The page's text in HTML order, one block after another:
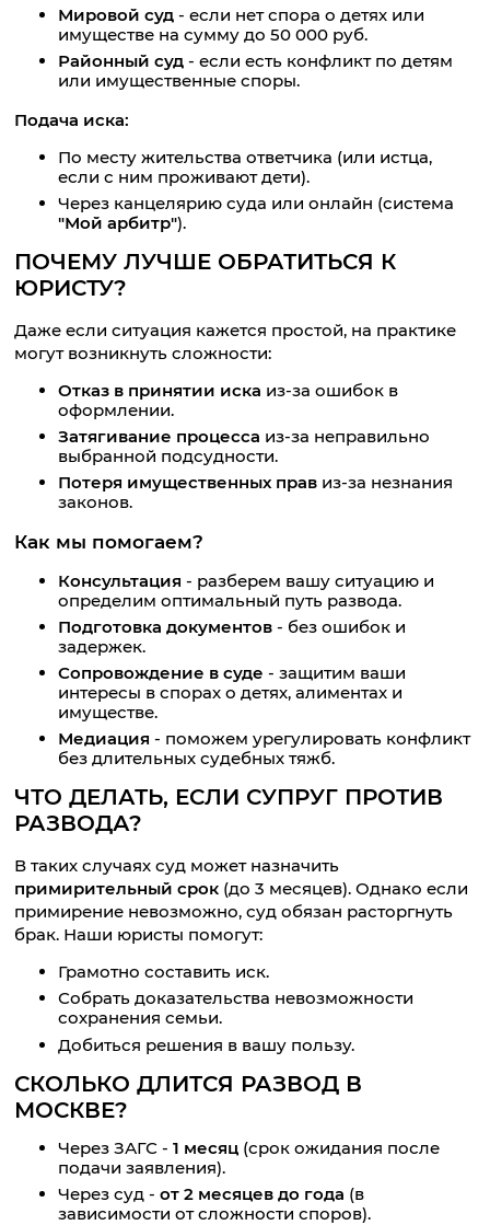
Мировой суд - если нет спора о детях или
имуществе на сумму до 50 000 руб.
Районный суд - если есть конфликт по детям
или имущественные споры.
Подача иска:
По месту жительства ответчика (или истца,
если с ним проживают дети).
Через канцелярию суда или онлайн (система
"Мой арбитр").
ПОЧЕМУ ЛУЧШЕ ОБРАТИТЬСЯ К
ЮРИСТУ?
Даже если ситуация кажется простой, на практике
могут возникнуть сложности:
Отказ в принятии иска из-за ошибок в
оформлении.
Затягивание процесса из-за неправильно
выбранной подсудности.
Потеря имущественных прав из-за незнания
законов.
Как мы помогаем?
Консультация - разберем вашу ситуацию и
определим оптимальный путь развода.
Подготовка документов - без ошибок и
задержек.
Сопровождение в суде - защитим ваши
интересы в спорах о детях, алиментах и
имуществе.
Медиация - поможем урегулировать конфликт
без длительных судебных тяжб.
ЧТО ДЕЛАТЬ, ЕСЛИ СУПРУГ ПРОТИВ
РАЗВОДА?
В таких случаях суд может назначить
примирительный срок (до 3 месяцев). Однако если
примирение невозможно, суд обязан расторгнуть
брак. Наши юристы помогут:
Грамотно составить иск.
Собрать доказательства невозможности
сохранения семьи.
Добиться решения в вашу пользу.
СКОЛЬКО ДЛИТСЯ РАЗВОД В
МОСКВЕ?
Через ЗАГС -1 месяц (срок ожидания после
подачи заявления).
Через суд -от 2 месяцев до года (в
зависимости от сложности споров).